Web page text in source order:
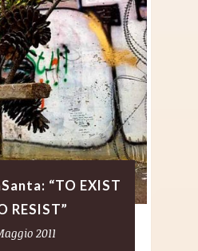
“TO EXIST
RESIST”
2011